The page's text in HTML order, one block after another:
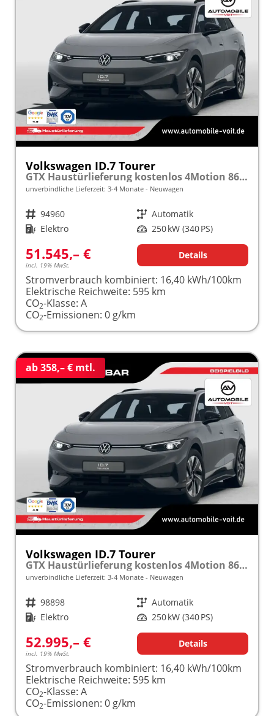
Volkswagen ID.7 Tourer
GTX Haustürlieferung kostenlos 4Motion 86 (91 kWh) Automatik 340PS (Elektro) ACC/SHZ/LED frei konfigurierbar!
unverbindliche Lieferzeit: 3-4 Monate Neuwagen
Fahrzeugnr. 94960 Getriebe Automatik
Kraftstoff Elektro Leistung 250 kW (340 PS)
51.545,– €
incl. 19% MwSt.
Details
Stromverbrauch kombiniert: 16,40 kWh/100km
Elektrische Reichweite: 595 km
CO2-Klasse: A
CO2-Emissionen: 0 g/km
ab 358,– € mtl.
Volkswagen ID.7 Tourer
GTX Haustürlieferung kostenlos 4Motion 86 (91 kWh) Automatik 340PS (Elektro) AHK/ACC/SHZ/LED frei konfigurierbar!
unverbindliche Lieferzeit: 3-4 Monate Neuwagen
Fahrzeugnr. 98898 Getriebe Automatik
Kraftstoff Elektro Leistung 250 kW (340 PS)
52.995,– €
incl. 19% MwSt.
Details
Stromverbrauch kombiniert: 16,40 kWh/100km
Elektrische Reichweite: 595 km
CO2-Klasse: A
CO2-Emissionen: 0 g/km